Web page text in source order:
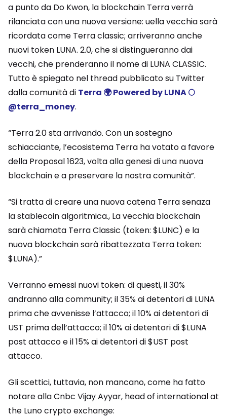
a punto da Do Kwon, la blockchain Terra verrà
rilanciata con una nuova versione: uella vecchia sarà
ricordata come Terra classic; arriveranno anche
nuovi token LUNA. 2.0, che si distingueranno dai
vecchi, che prenderanno il nome di LUNA CLASSIC.
Tutto è spiegato nel thread pubblicato su Twitter
dalla comunità di Terra 🌍 Powered by LUNA 🌕
@terra_money.
“Terra 2.0 sta arrivando. Con un sostegno
schiacciante, l’ecosistema Terra ha votato a favore
della Proposal 1623, volta alla genesi di una nuova
blockchain e a preservare la nostra comunità”.
“Si tratta di creare una nuova catena Terra senaza
la stablecoin algoritmica., La vecchia blockchain
sarà chiamata Terra Classic (token: $LUNC) e la
nuova blockchain sarà ribattezzata Terra token:
$LUNA).”
Verranno emessi nuovi token: di questi, il 30%
andranno alla community; il 35% ai detentori di LUNA
prima che avvenisse l’attacco; il 10% ai detentori di
UST prima dell’attacco; il 10% ai detentori di $LUNA
post attacco e il 15% ai detentori di $UST post
attacco.
Gli scettici, tuttavia, non mancano, come ha fatto
notare alla Cnbc Vijay Ayyar, head of international at
the Luno crypto exchange: